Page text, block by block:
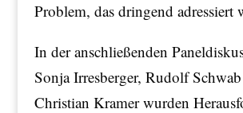
Problem, das dringend adressiert
In der anschließenden
Sonja Irresberger, Rudolf
Christian Kramer wurden